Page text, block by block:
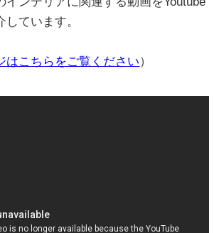
ています。
はこちらをご覧ください）